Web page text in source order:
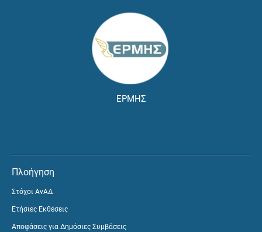
ΕΡΜΗΣ
Πλοήγηση
Στόχοι ΑνΑΔ
Ετήσιες Εκθέσεις
Αποφάσεις για Δημόσιες Συμβάσεις